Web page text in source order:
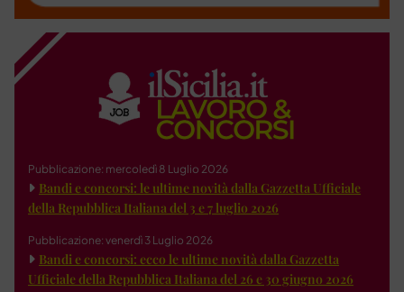
Pubblicazione: mercoledì 8 Luglio 2026
Bandi e concorsi: le ultime novità dalla Gazzetta Ufficiale
della Repubblica Italiana del 3 e 7 luglio 2026
Pubblicazione: venerdì 3 Luglio 2026
Bandi e concorsi: ecco le ultime novità dalla Gazzetta
Ufficiale della Repubblica Italiana del 26 e 30 giugno 2026